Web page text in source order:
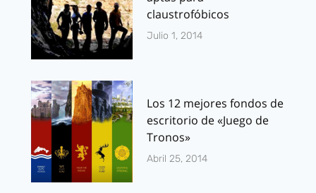
claustrofóbicos
Julio 1, 2014
Los 12 mejores fondos de
escritorio de «Juego de
Tronos»
Abril 25, 2014